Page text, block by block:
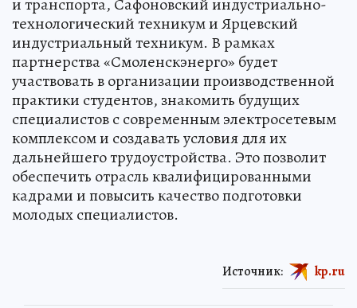
и транспорта, Сафоновский индустриально-
технологический техникум и Ярцевский
индустриальный техникум. В рамках
партнерства «Смоленскэнерго» будет
участвовать в организации производственной
практики студентов, знакомить будущих
специалистов с современным электросетевым
комплексом и создавать условия для их
дальнейшего трудоустройства. Это позволит
обеспечить отрасль квалифицированными
кадрами и повысить качество подготовки
молодых специалистов.
Источник: kp.ru